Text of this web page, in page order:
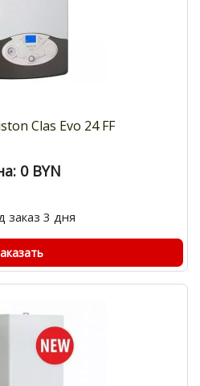
Clas Evo 24 FF
0 BYN
заказ 3 дня